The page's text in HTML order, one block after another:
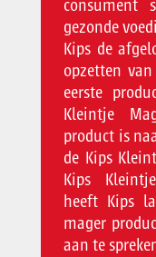
consument
gezonde
Kips de
opzetten
eerste
Kleintje
product is
de Kips
Kips
heeft Kips
mager
aan te